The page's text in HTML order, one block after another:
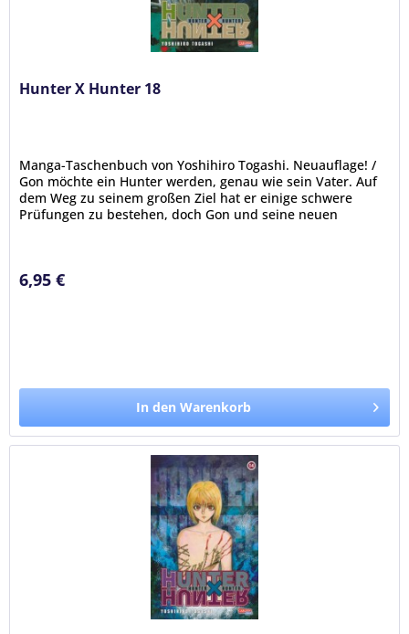
Hunter X Hunter 18
Manga-Taschenbuch von Yoshihiro Togashi. Neuauflage! /
Gon möchte ein Hunter werden, genau wie sein Vater. Auf
dem Weg zu seinem großen Ziel hat er einige schwere
Prüfungen zu bestehen, doch Gon und seine neuen
6,95 €
In den Warenkorb